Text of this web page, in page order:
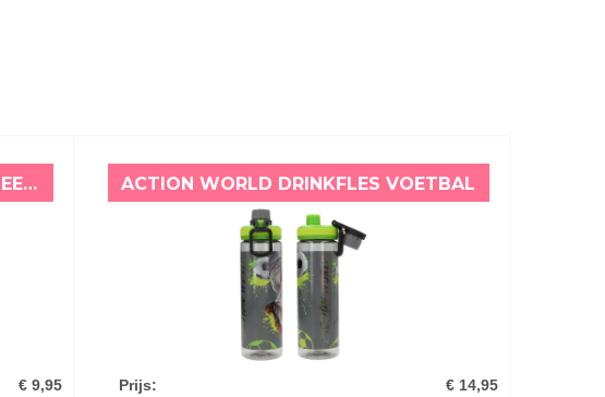
ADVENTURE WORLD PORTEMONNEE SLANG
€ 9,95
ACTION WORLD DRINKFLES VOETBAL
Prijs: € 14,95